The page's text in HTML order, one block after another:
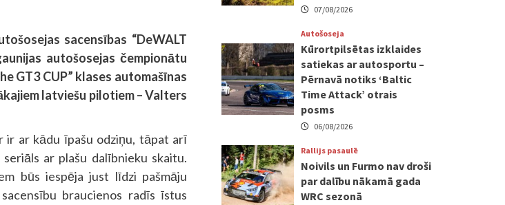
sacensības “DeWALT
autošosejas čempionātu
GT3 CUP” klases automašīnas
latviešu pilotiem – Valters
ir ar kādu īpašu odziņu, tāpat arī
ar plašu dalībnieku skaitu.
būs iespēja just līdzi pašmāju
braucienos radīs īstus
07/08/2026
Autošoseja
Kūrortpilsētas izklaides
satiekas ar autosportu –
Pērnavā notiks ‘Baltic
Time Attack’ otrais
posms
06/08/2026
Rallijs pasaulē
Noivils un Furmo nav droši
par dalību nākamā gada
WRC sezonā